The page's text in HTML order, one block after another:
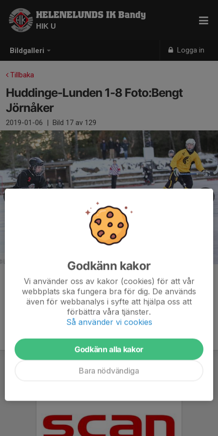
Bildgalleri Logga in
HELENELUNDS IK Bandy
HIK U
Tillbaka
Huddinge-Lunden 1-8 Foto:Bengt
Jörnåker
2019-01-06 | Bild 17 av 129
Kommentarer
Godkänn kakor
Vi använder oss av kakor (cookies) för att vår
webbplats ska fungera bra för dig. De används
även för webbanalys i syfte att hjälpa oss att
förbättra våra tjänster.
Så använder vi cookies
Godkänn alla kakor
Bara nödvändiga